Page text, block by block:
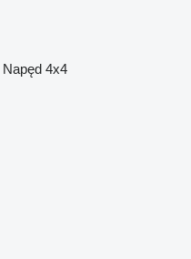
Napęd 4x4